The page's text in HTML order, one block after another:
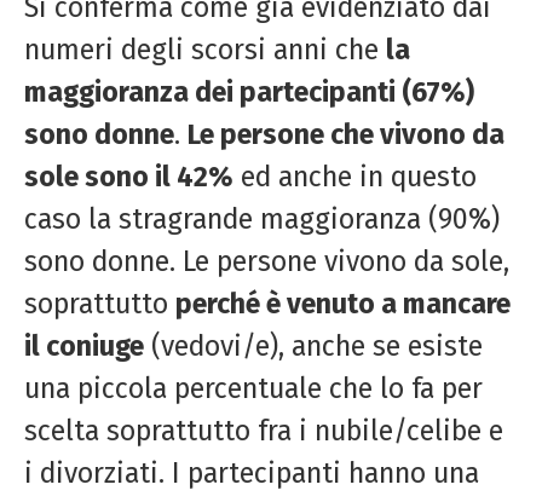
numeri degli scorsi anni che la
maggioranza dei partecipanti (67%)
sono donne. Le persone che vivono da
sole sono il 42% ed anche in questo
caso la stragrande maggioranza (90%)
sono donne. Le persone vivono da sole,
soprattutto perché è venuto a mancare
il coniuge (vedovi/e), anche se esiste
una piccola percentuale che lo fa per
scelta soprattutto fra i nubile/celibe e
i divorziati. I partecipanti hanno una